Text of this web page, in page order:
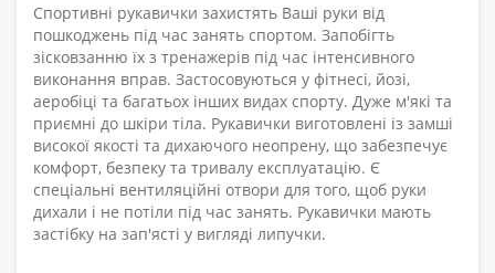
Спортивні рукавички захистять Ваші руки від
пошкоджень під час занять спортом. Запобігть
зісковзанню їх з тренажерів під час інтенсивного
виконання вправ. Застосовуються у фітнесі, йозі,
аеробіці та багатьох інших видах спорту. Дуже м'які та
приємні до шкіри тіла. Рукавички виготовлені із замші
високої якості та дихаючого неопрену, що забезпечує
комфорт, безпеку та тривалу експлуатацію. Є
спеціальні вентиляційні отвори для того, щоб руки
дихали і не потіли під час занять. Рукавички мають
застібку на зап'ясті у вигляді липучки.